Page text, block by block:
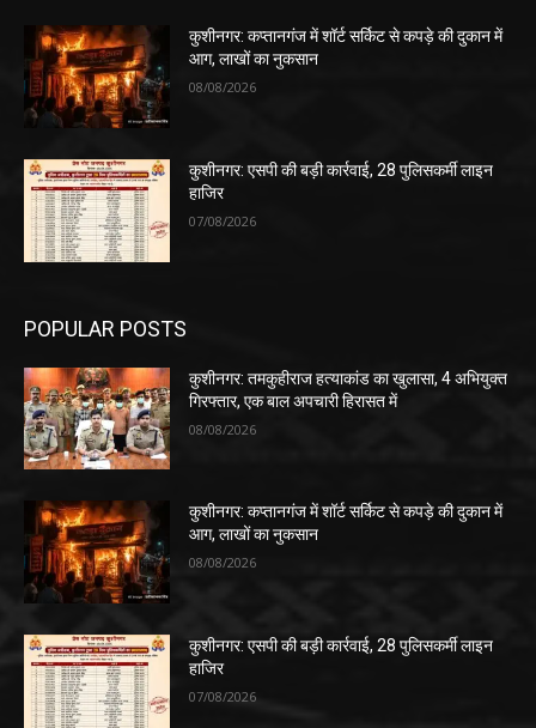
कुशीनगर: कप्तानगंज में शॉर्ट सर्किट से कपड़े की दुकान में
आग, लाखों का नुकसान
08/08/2026
कुशीनगर: एसपी की बड़ी कार्रवाई, 28 पुलिसकर्मी लाइन
हाजिर
07/08/2026
POPULAR POSTS
कुशीनगर: तमकुहीराज हत्याकांड का खुलासा, 4 अभियुक्त
गिरफ्तार, एक बाल अपचारी हिरासत में
08/08/2026
कुशीनगर: कप्तानगंज में शॉर्ट सर्किट से कपड़े की दुकान में
आग, लाखों का नुकसान
08/08/2026
कुशीनगर: एसपी की बड़ी कार्रवाई, 28 पुलिसकर्मी लाइन
हाजिर
07/08/2026